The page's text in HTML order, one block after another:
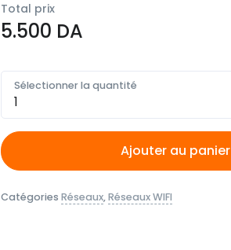
Total prix
5.500 DA
Sélectionner la quantité
Quantité
Ajouter au panier
Catégories Réseaux,Réseaux WIFI